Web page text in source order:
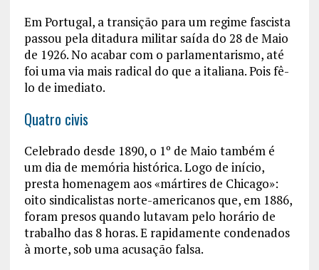
Em Portugal, a transição para um regime fascista
passou pela ditadura militar saída do 28 de Maio
de 1926. No acabar com o parlamentarismo, até
foi uma via mais radical do que a italiana. Pois fê-
lo de imediato.
Quatro civis
Celebrado desde 1890, o 1º de Maio também é
um dia de memória histórica. Logo de início,
presta homenagem aos «mártires de Chicago»:
oito sindicalistas norte-americanos que, em 1886,
foram presos quando lutavam pelo horário de
trabalho das 8 horas. E rapidamente condenados
à morte, sob uma acusação falsa.